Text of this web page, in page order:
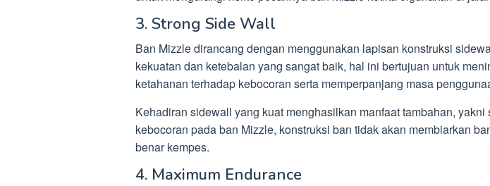
3. Strong Side Wall
Ban Mizzle dirancang dengan menggunakan lapisan konstruksi
kekuatan dan ketebalan yang sangat baik, hal ini bertujuan untuk
ketahanan terhadap kebocoran serta memperpanjang masa
Kehadiran sidewall yang kuat menghasilkan manfaat tambahan, yakni
kebocoran pada ban Mizzle, konstruksi ban tidak akan membiarkan
benar kempes.
4. Maximum Endurance